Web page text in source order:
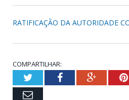
RATIFICAÇÃO DA AUTORIDADE
COMPARTILHAR:
TwitterFacebookGoogle+
Email